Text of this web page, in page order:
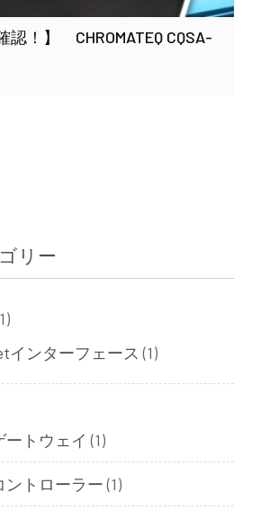
認！】 CHROMATEQ CQSA-
リー
インターフェース (1)
ートウェイ (1)
ントローラー (1)